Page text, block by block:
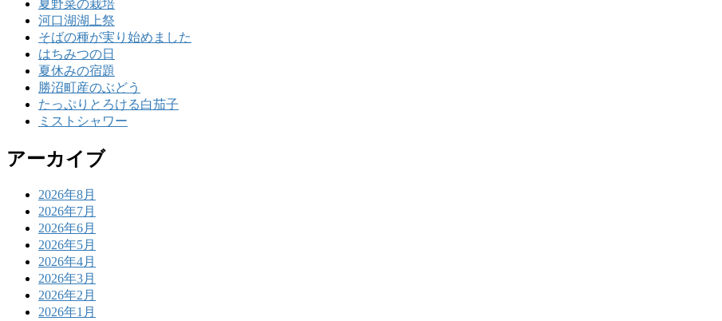
夏野菜の栽培
河口湖湖上祭
そばの種が実り始めました
はちみつの日
夏休みの宿題
勝沼町産のぶどう
たっぷりとろける白茄子
ミストシャワー
アーカイブ
2026年8月
2026年7月
2026年6月
2026年5月
2026年4月
2026年3月
2026年2月
2026年1月